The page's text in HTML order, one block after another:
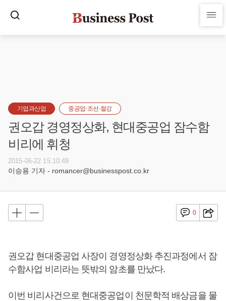
기업과산업 중공업·조선·철강
권오갑 경영정상화, 현대중공업 잠수함
비리에 휘청
2015-06-22 15:10:49
이승용 기자 - romancer@businesspost.co.kr
0
권오갑 현대중공업 사장이 경영정상화 추진과정에서 잠
수함사업 비리라는 뜻밖의 암초를 만났다.
이번 비리사건으로 현대중공업이 천문학적 배상금을 물